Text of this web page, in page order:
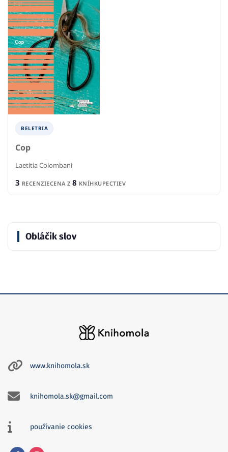
BELETRIA
Cop
Laetitia Colombani
3 RECENZIECENA Z 8 KNÍHKUPECTIEV
Obláčik slov
www.knihomola.sk
knihomola.sk@gmail.com
používanie cookies